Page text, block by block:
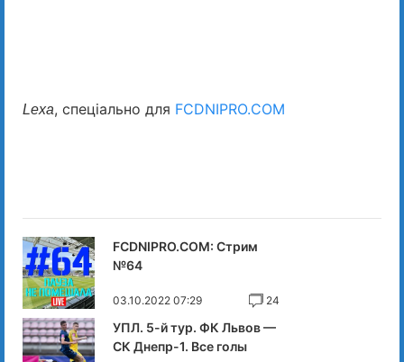
Lexa, спеціально для FCDNIPRO.COM
FCDNIPRO.COM: Стрим
№64
03.10.2022 07:29 24
УПЛ. 5-й тур. ФК Львов —
СК Днепр-1. Все голы